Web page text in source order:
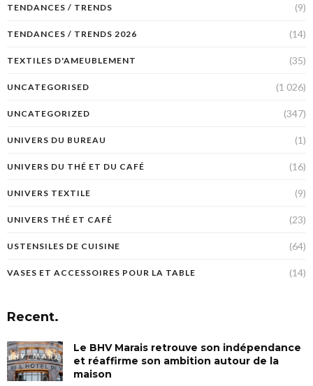
TENDANCES / TRENDS (9)
TENDANCES / TRENDS 2026 (14)
TEXTILES D'AMEUBLEMENT (35)
UNCATEGORISED (1 026)
UNCATEGORIZED (347)
UNIVERS DU BUREAU (1)
UNIVERS DU THÉ ET DU CAFÉ (16)
UNIVERS TEXTILE (9)
UNIVERS THÉ ET CAFÉ (23)
USTENSILES DE CUISINE (64)
VASES ET ACCESSOIRES POUR LA TABLE (14)
Recent.
Le BHV Marais retrouve son indépendance
et réaffirme son ambition autour de la
maison